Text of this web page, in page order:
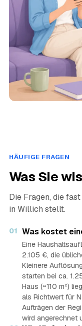
HÄUFIGE FRAGEN
Was Sie
Die Fragen, die
in Willich stellt.
01 Was kostet
Eine
2.105 €, die
Kleinere
starten bei ca.
Haus (~110 m²)
als Richtwert für
Aufträgen der
wird angerechnet